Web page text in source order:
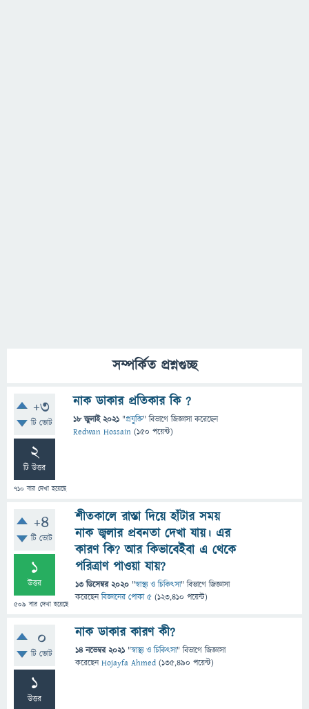
সম্পর্কিত প্রশ্নগুচ্ছ
+3
টি ভোট
2
টি উত্তর
710 বার দেখা হয়েছে
নাক ডাকার প্রতিকার কি ?
18 জুলাই 2021 "প্রযুক্তি" বিভাগে জিজ্ঞাসাকরেছেন
Redwan Hossain (150 পয়েন্ট)
+4
টি ভোট
1
উত্তর
509 বার দেখা হয়েছে
শীতকালে রাস্তা দিয়ে হাঁটার সময়
নাক জ্বলার প্রবনতা দেখা যায়। এর
কারণ কি? আর কিভাবেইবা এ থেকে
পরিত্রাণ পাওয়া যায়?
13 ডিসেম্বর 2020 "স্বাস্থ্য ও চিকিৎসা" বিভাগে জিজ্ঞাসা
করেছেনবিজ্ঞানের পোকা ৫ (123,410 পয়েন্ট)
0
টি ভোট
1
উত্তর
নাক ডাকার কারণ কী?
14 নভেম্বর 2021 "স্বাস্থ্য ও চিকিৎসা" বিভাগে জিজ্ঞাসা
করেছেনHojayfa Ahmed (135,490 পয়েন্ট)